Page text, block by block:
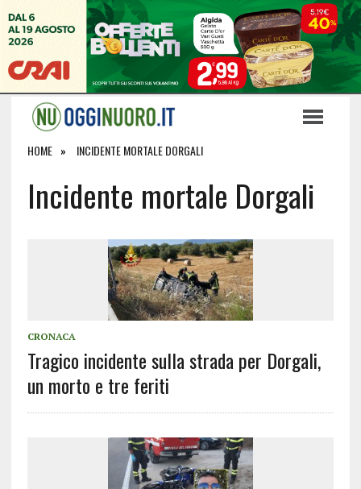
HOME INCIDENTE MORTALE DORGALI
Incidente mortale Dorgali
CRONACA
Tragico incidente sulla strada per Dorgali,
un morto e tre feriti